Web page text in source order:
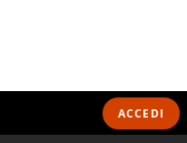
ACCEDI